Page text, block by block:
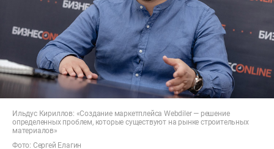
Ильдус Кириллов: «Создание маркетплейса Webdiler — решение
определенных проблем, которые существуют на рынке строительных
материалов»
Фото: Сергей Елагин